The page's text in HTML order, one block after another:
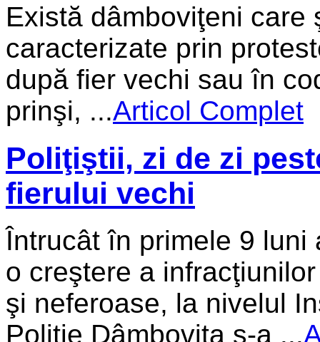
Există dâmboviţeni
caracterizate prin
după fier vechi sau în
prinşi, ...Articol Complet
Poliţiştii, zi de zi
fierului vechi
Întrucât în primele 9 luni
o creştere a
şi neferoase, la nivelul
Poliţie Dâmboviţa s-a ...